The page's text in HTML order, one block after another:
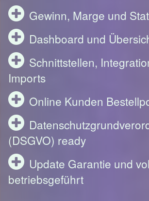
Gewinn, Marge und
Dashboard und
Schnittstellen,
Imports
Online Kunden
(DSGVO) ready
Update Garantie und
betriebsgeführt